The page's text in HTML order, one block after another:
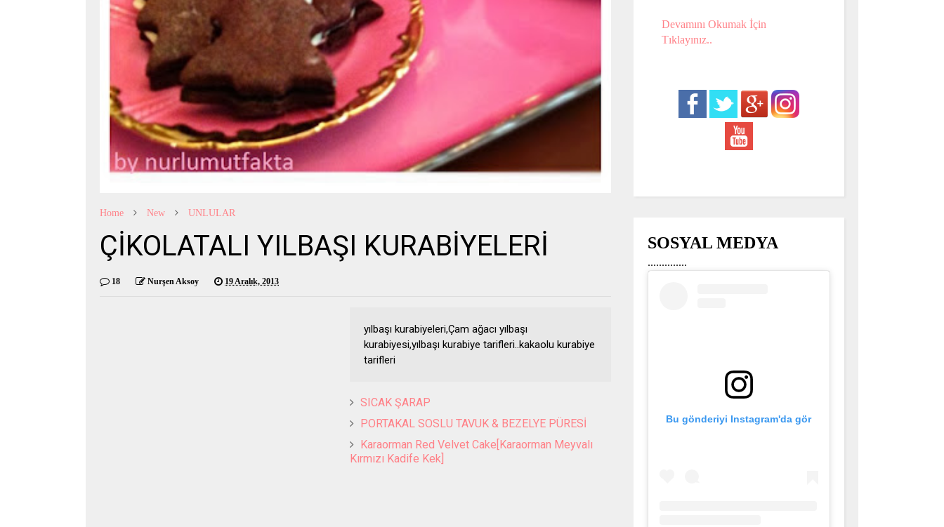
Home New UNLULAR
ÇİKOLATALI YILBAŞI KURABİYELERİ
18 Nurşen Aksoy 19 Aralık, 2013
yılbaşı kurabiyeleri,Çam ağacı yılbaşı
kurabiyesi,yılbaşı kurabiye tarifleri..kakaolu kurabiye
tarifleri
SICAK ŞARAP
PORTAKAL SOSLU TAVUK & BEZELYE PÜRESİ
Karaorman Red Velvet Cake[Karaorman Meyvalı
Kırmızı Kadife Kek]
Devamını Okumak İçin
Tıklayınız..
SOSYAL MEDYA
..............
Bu gönderiyi Instagram'da gör